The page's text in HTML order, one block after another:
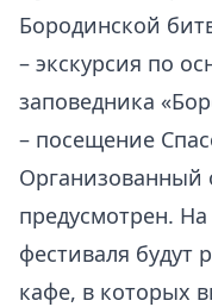
Бородинской
– экскурсия по
заповедника
– посещение
Организованный
предусмотрен.
фестиваля будут
кафе, в которых